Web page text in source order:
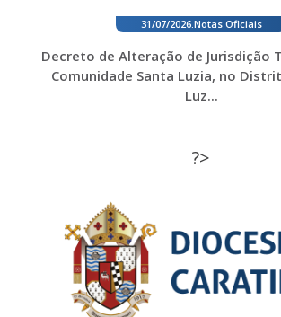
31/07/2026. Notas Oficiais
Decreto de Alteração de Jurisdição
Comunidade Santa Luzia, no
Luz...
?>